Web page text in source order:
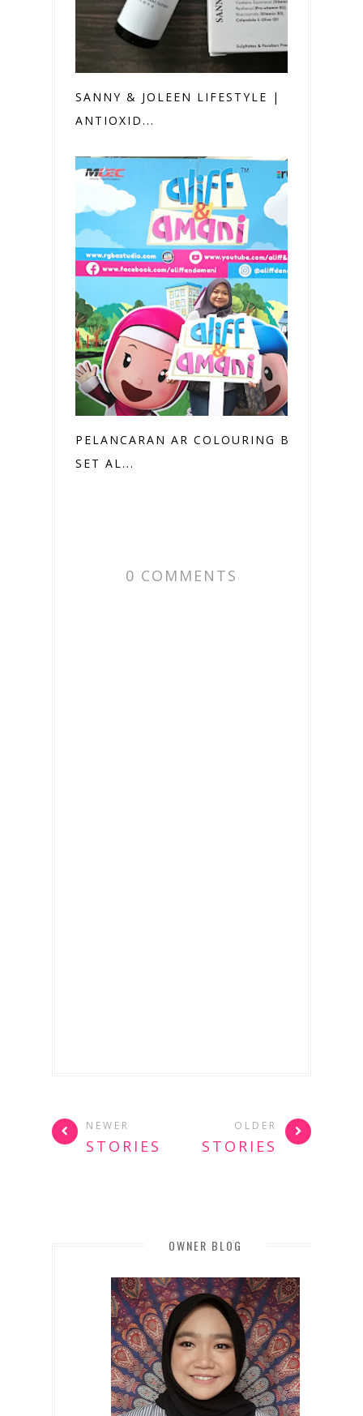
SANNY & JOLEEN LIFESTYLE |
ANTIOXID...
PELANCARAN AR COLOURING BOOK
SET AL...
0 COMMENTS
NEWER
STORIES
OLDER
STORIES
OWNER BLOG